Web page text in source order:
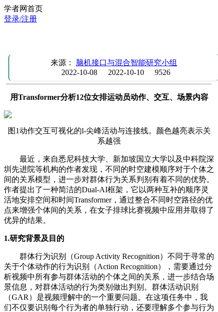
学者网首页
登录/注册
来源： 脑机接口与混合智能研究小组
2022-10-08
2022-10-10 9526
用Transformer分析12位女排运动员动作、交互、场景内容
图1动作交互可视化的l-尖峰活动与连接线。颜色越亮表示关
系越强
最近，来自悉尼科技大学、新加坡国立大学以及中科院深
圳先进院等机构的作者发现，不同的时空建模顺序对于个体之
间的关系模型，进一步对群体行为关系判别有着不同的优势。
作者提出了一种简洁的Dual-AI框架，它以两种互补的顺序灵
活地安排空间和时间Transformer，通过整合不同时空路径的优
点来增强个体间的关系，在女子排球比赛视频中应用并取得了
优异的结果。
1.研究背景及目的
群体行为识别（Group Activity Recognition）不同于寻常的
关于个体动作的行为识别（Action Recognition），需要通过分
析视频中所有参与群体活动的个体之间的关系，进一步结合场
景信息，对群体活动的行为类别做出判别。群体活动识别
（GAR）是视频理解中的一个重要问题。在这项任务中，我
们不仅要识别每个行为者的单独行动，还要理解多个参与行为